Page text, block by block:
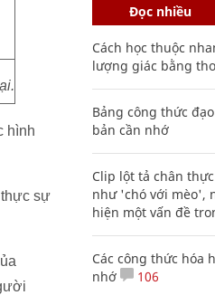
hình
thực sự
Đọc nhiều
Cách học thuộc
lượng giác bằng
Bảng công thức
bản cần nhớ
Clip lột tả chân
như 'chó với mèo',
hiện một vấn đề
Các công thức hóa
nhớ
106